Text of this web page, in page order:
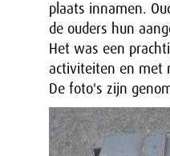
plaats innamen.
de ouders hun
Het was een
activiteiten en met
De foto's zijn